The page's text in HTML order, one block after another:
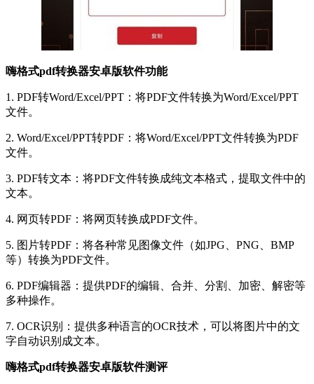
嗨格式pdf转换器安卓版软件功能
1. PDF转Word/Excel/PPT：将PDF文件转换为Word/Excel/PPT
文件。
2. Word/Excel/PPT转PDF：将Word/Excel/PPT文件转换为PDF
文件。
3. PDF转文本：将PDF文件转换成纯文本格式，提取文件中的
文本。
4. 网页转PDF：将网页转换成PDF文件。
5. 图片转PDF：将各种常见图像文件（如JPG、PNG、BMP
等）转换为PDF文件。
6. PDF编辑器：提供PDF的编辑、合并、分割、加密、解密等
多种操作。
7. OCR识别：提供多种语言的OCR技术，可以将图片中的文
字自动识别成文本。
嗨格式pdf转换器安卓版软件测评